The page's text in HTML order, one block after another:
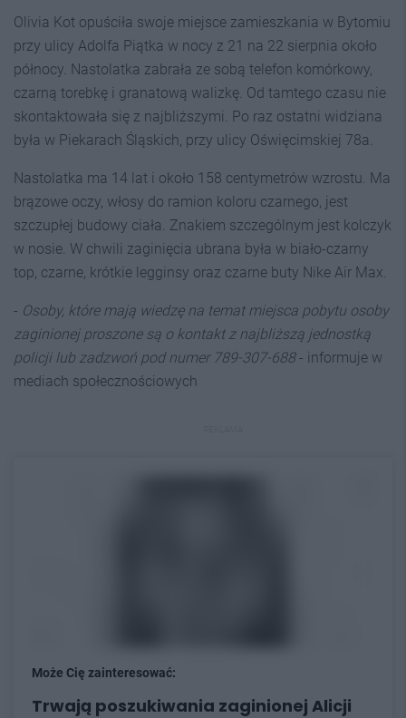
Olivia Kot opuściła swoje miejsce zamieszkania w Bytomiu
przy ulicy Adolfa Piątka w nocy z 21 na 22 sierpnia około
północy. Nastolatka zabrała ze sobą telefon komórkowy,
czarną torebkę i granatową walizkę. Od tamtego czasu nie
skontaktowała się z najbliższymi. Po raz ostatni widziana
była w Piekarach Śląskich, przy ulicy Oświęcimskiej 78a.
Nastolatka ma 14 lat i około 158 centymetrów wzrostu. Ma
brązowe oczy, włosy do ramion koloru czarnego, jest
szczupłej budowy ciała. Znakiem szczególnym jest kolczyk
w nosie. W chwili zaginięcia ubrana była w biało-czarny
top, czarne, krótkie legginsy oraz czarne buty Nike Air Max.
- Osoby, które mają wiedzę na temat miejsca pobytu osoby
zaginionej proszone są o kontakt z najbliższą jednostką
policji lub zadzwoń pod numer 789-307-688- informuje w
mediach społecznościowych
Może Cię zainteresować:
Trwają poszukiwania zaginionej Alicji